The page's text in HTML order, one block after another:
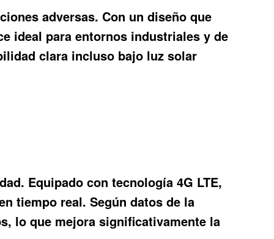
adversas. Con un diseño que
ideal para entornos industriales y de
clara incluso bajo luz solar
Equipado con tecnología 4G LTE,
tiempo real. Según datos de la
lo que mejora significativamente la